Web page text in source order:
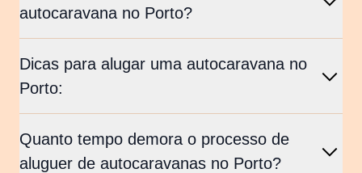
autocaravana no Porto?
Dicas para alugar uma autocaravana no
Porto:
Quanto tempo demora o processo de
aluguer de autocaravanas no Porto?